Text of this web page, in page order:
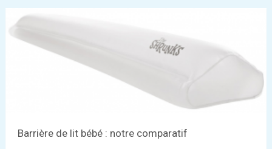
Barrière de lit bébé : notre comparatif